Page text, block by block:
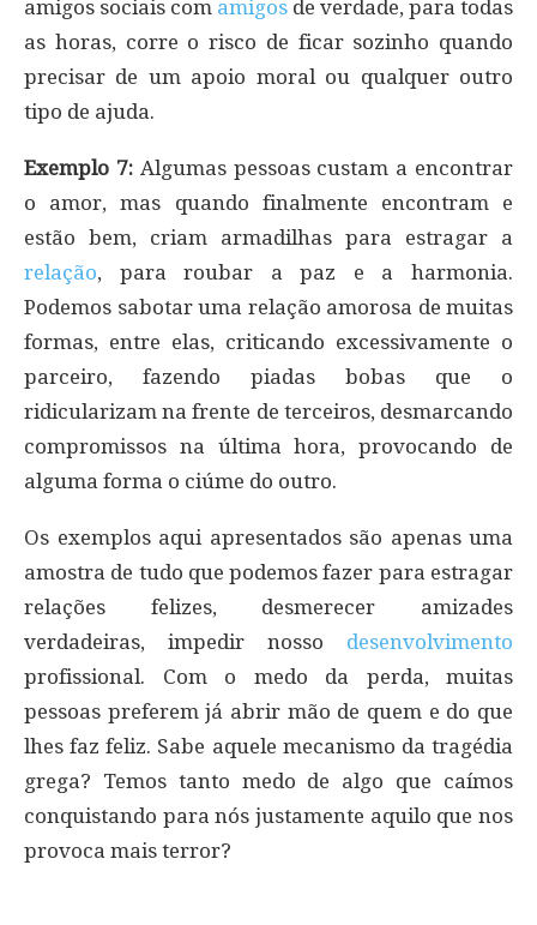
amigos sociais com amigos de verdade, para todas
as horas, corre o risco de ficar sozinho quando
precisar de um apoio moral ou qualquer outro
tipo de ajuda.
Exemplo 7:Algumas pessoas custam a encontrar
o amor, mas quando finalmente encontram e
estão bem, criam armadilhas para estragar a
relação, para roubar a paz e a harmonia.
Podemos sabotar uma relação amorosa de muitas
formas, entre elas, criticando excessivamente o
parceiro, fazendo piadas bobas que o
ridicularizam na frente de terceiros, desmarcando
compromissos na última hora, provocando de
alguma forma o ciúme do outro.
Os exemplos aqui apresentados são apenas uma
amostra de tudo que podemos fazer para estragar
relações felizes, desmerecer amizades
verdadeiras, impedir nosso desenvolvimento
profissional. Com o medo da perda, muitas
pessoas preferem já abrir mão de quem e do que
lhes faz feliz. Sabe aquele mecanismo da tragédia
grega? Temos tanto medo de algo que caímos
conquistando para nós justamente aquilo que nos
provoca mais terror?